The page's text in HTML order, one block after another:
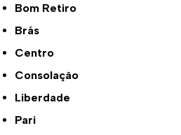
Bom Retiro
Brás
Centro
Consolação
Liberdade
Pari